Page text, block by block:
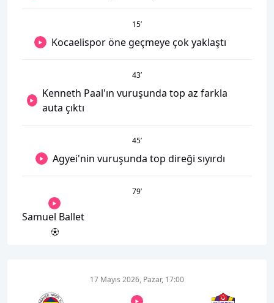
15’
Kocaelispor öne geçmeye çok yaklaştı
43’
Kenneth Paal'ın vuruşunda top az farkla
auta çıktı
45’
Agyei'nin vuruşunda top direği sıyırdı
79’
Samuel Ballet
17 Mayıs 2026, Pazar, 17:00